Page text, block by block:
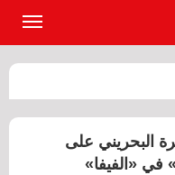
البحريني على
في «الفيفا»